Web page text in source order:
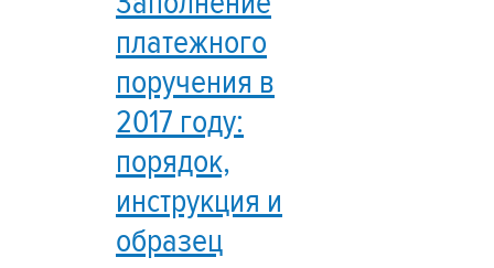
платежного
поручения в
2017 году:
порядок,
инструкция и
образец